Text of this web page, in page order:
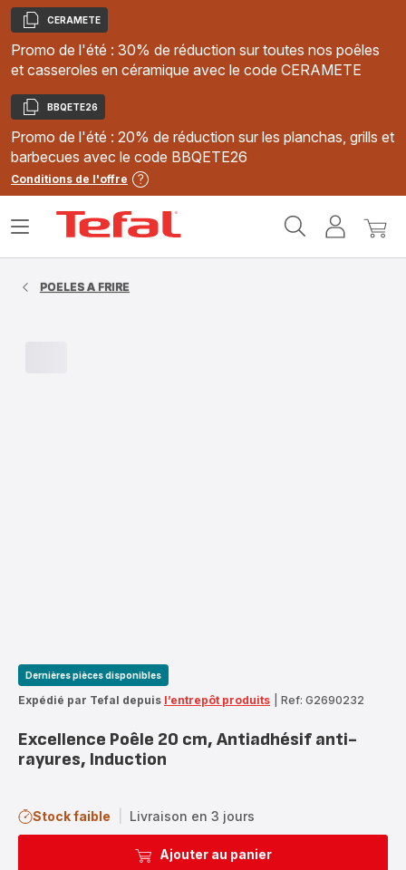
Copier
CERAMETE
Promo de l'été : 30% de réduction sur toutes nos poêles
et casseroles en céramique avec le code CERAMETE
Copier
BBQETE26
Promo de l'été : 20% de réduction sur les planchas, grills et
barbecues avec le code BBQETE26
Conditions de l'offre
MonMon
Ouvrir
POELES A FRIRE
Dernières pièces disponibles
Expédié par Tefal depuis l’entrepôt produits Ref: G2690232
Excellence Poêle 20 cm, Antiadhésif anti-
rayures, Induction
Stock faible Livraison en 3 jours
Ajouter au panier